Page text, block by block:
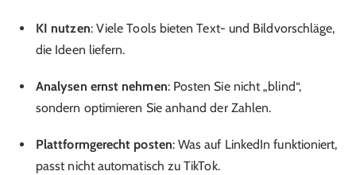
KI nutzen: Viele Tools bieten Text- und Bildvorschläge,
die Ideen liefern.
Analysen ernst nehmen: Posten Sie nicht „blind“,
sondern optimieren Sie anhand der Zahlen.
Plattformgerecht posten: Was auf LinkedIn funktioniert,
passt nicht automatisch zu TikTok.